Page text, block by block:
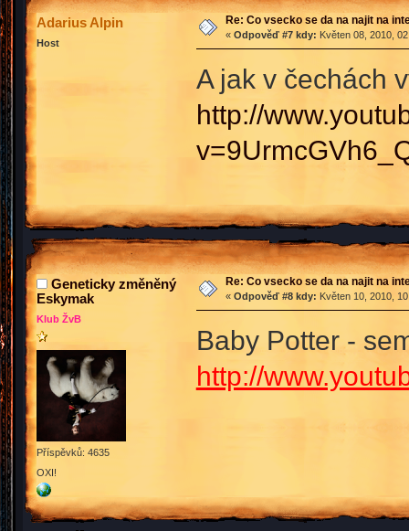
Adarius Alpin
Host
Re: Co vsecko se da na najit na
« Odpověď #7 kdy: Květen 08, 2010,
A jak v čechách
http://
Geneticky změněný
Eskymak
Klub ŽvB
Příspěvků: 4635
OXI!
Re: Co vsecko se da na najit na
« Odpověď #8 kdy: Květen 10, 2010,
Baby Potter -
http://